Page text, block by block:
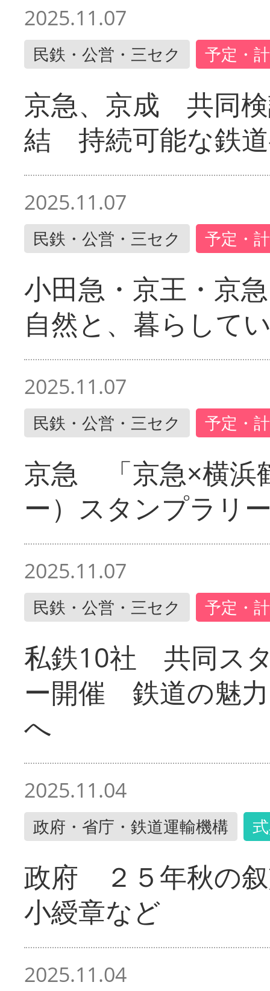
2025.11.07
民鉄・公営・三セク 予定・
京急、京成 共同
結 持続可能な鉄
2025.11.07
民鉄・公営・三セク 予定・
小田急・京王・京
自然と、暮らして
2025.11.07
民鉄・公営・三セク 予定・
京急 「京急×横浜
ー）スタンプラリ
2025.11.07
民鉄・公営・三セク 予定・
私鉄10社 共同ス
ー開催 鉄道の魅
へ
2025.11.04
政府・省庁・鉄道運輸機構
政府 ２５年秋の
小綬章など
2025.11.04